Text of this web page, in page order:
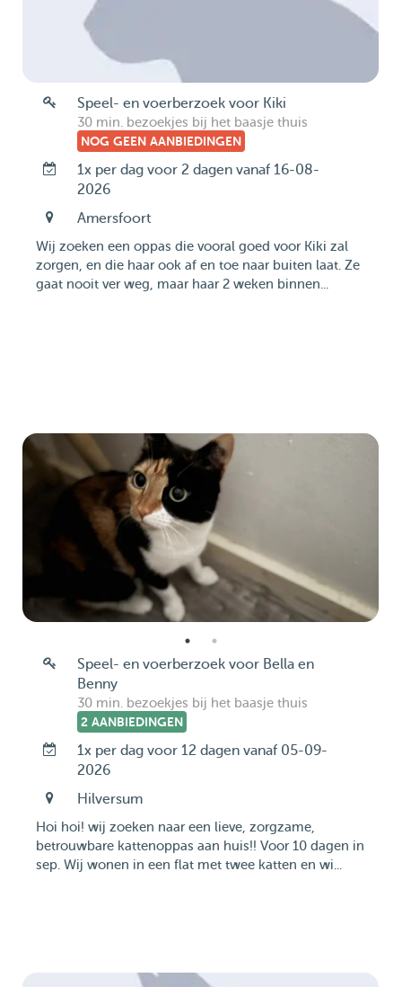
Speel- en voerberzoek voor Kiki
30 min. bezoekjes bij het baasje thuis
NOG GEEN AANBIEDINGEN
1x per dag voor 2 dagen vanaf 16-08-
2026
Amersfoort
Wij zoeken een oppas die vooral goed voor Kiki zal
zorgen, en die haar ook af en toe naar buiten laat. Ze
gaat nooit ver weg, maar haar 2 weken binnen...
Speel- en voerberzoek voor Bella en
Benny
30 min. bezoekjes bij het baasje thuis
2 AANBIEDINGEN
1x per dag voor 12 dagen vanaf 05-09-
2026
Hilversum
Hoi hoi! wij zoeken naar een lieve, zorgzame,
betrouwbare kattenoppas aan huis!! Voor 10 dagen in
sep. Wij wonen in een flat met twee katten en wi...